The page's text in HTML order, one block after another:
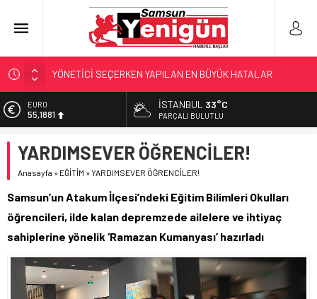
GERİ SAYIM BAŞLADI
SAMSUNSPOR’DA HEDEF 5’İNCİLİK!
‘BAFRA’YA YATIRIM YAPIN!’
YÖNETİCİ SEÇERKEN YAPILAN EN BÜYÜK HATALAR
EURO
55,1881
6.660,55
BİST
47,7111
İSTANBUL 33°C
PARÇALI BULUTLU
YARDIMSEVER ÖĞRENCİLER!
Anasayfa » EĞİTİM »YARDIMSEVER ÖĞRENCİLER!
Samsun’un Atakum İlçesi’ndeki Eğitim Bilimleri Okulları
öğrencileri, ilde kalan depremzede ailelere ve ihtiyaç
sahiplerine yönelik ‘Ramazan Kumanyası’ hazırladı